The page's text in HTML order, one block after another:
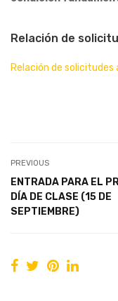
Relación de
Relación de
PREVIOUS
ENTRADA PARA EL
DÍA DE CLASE (15 DE
SEPTIEMBRE)